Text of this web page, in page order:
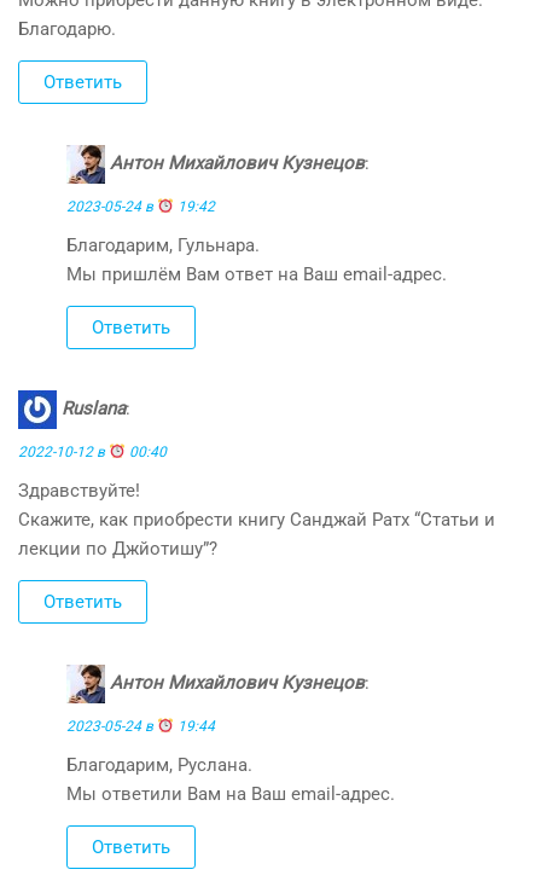
Благодарю.
Ответить
Антон Михайлович Кузнецов:
2023-05-24 в 19:42
Благодарим, Гульнара.
Мы пришлём Вам ответ на Ваш email-адрес.
Ответить
Ruslana:
2022-10-12 в 00:40
Здравствуйте!
Скажите, как приобрести книгу Санджай Ратх “Статьи и
лекции по Джйотишу”?
Ответить
Антон Михайлович Кузнецов:
2023-05-24 в 19:44
Благодарим, Руслана.
Мы ответили Вам на Ваш email-адрес.
Ответить